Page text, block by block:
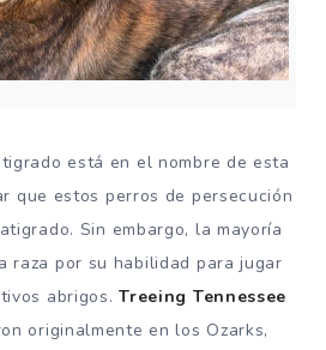
está en el nombre de esta
que estos perros de persecución
Sin embargo, la mayoría
raza por su habilidad para jugar
abrigos.Treeing Tennessee
originalmente en los Ozarks,